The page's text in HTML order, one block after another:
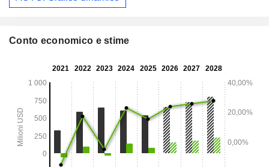
Conto economico e stime